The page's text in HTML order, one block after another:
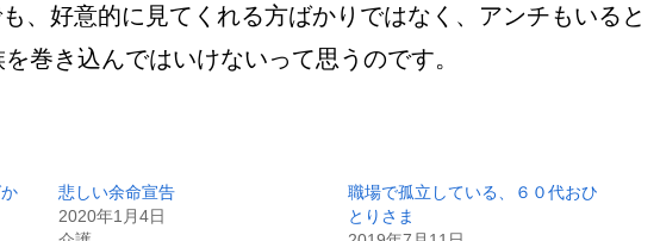
、好意的に見てくれる方ばかりではなく、アンチもいると
巻き込んではいけないって思うのです。
悲しい余命宣告
2020年1月4日
職場で孤立している、６０代おひ
とりさま